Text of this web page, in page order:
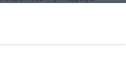
3 ust 1 ustawy o